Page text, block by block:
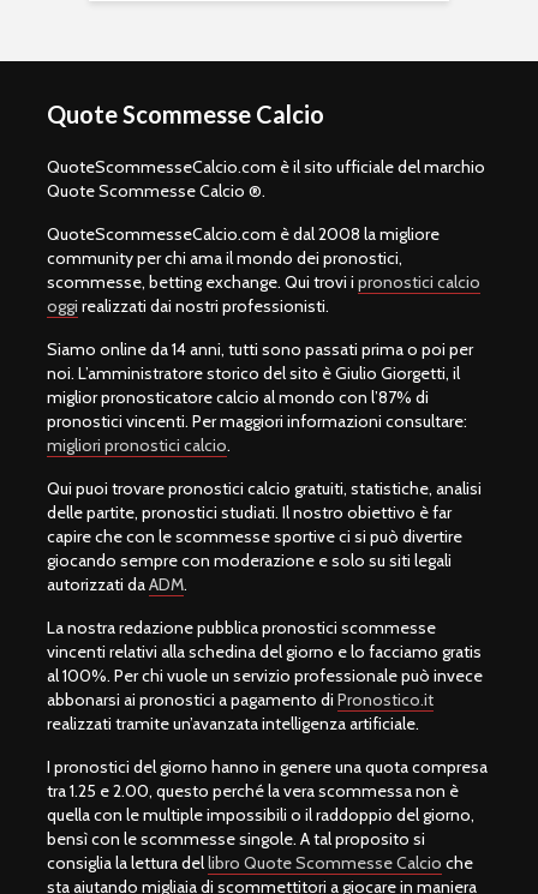
Quote Scommesse Calcio
QuoteScommesseCalcio.com è il sito ufficiale del marchio
Quote Scommesse Calcio ®.
QuoteScommesseCalcio.com è dal 2008 la migliore
community per chi ama il mondo dei pronostici,
scommesse, betting exchange. Qui trovi i pronostici calcio
oggi realizzati dai nostri professionisti.
Siamo online da 14 anni, tutti sono passati prima o poi per
noi. L’amministratore storico del sito è Giulio Giorgetti, il
miglior pronosticatore calcio al mondo con l’87% di
pronostici vincenti. Per maggiori informazioni consultare:
migliori pronostici calcio.
Qui puoi trovare pronostici calcio gratuiti, statistiche, analisi
delle partite, pronostici studiati. Il nostro obiettivo è far
capire che con le scommesse sportive ci si può divertire
giocando sempre con moderazione e solo su siti legali
autorizzati daADM.
La nostra redazione pubblica pronostici scommesse
vincenti relativi alla schedina del giorno e lo facciamo gratis
al 100%. Per chi vuole un servizio professionale può invece
abbonarsi ai pronostici a pagamento di Pronostico.it
realizzati tramite un’avanzata intelligenza artificiale.
I pronostici del giorno hanno in genere una quota compresa
tra 1.25 e 2.00, questo perché la vera scommessa non è
quella con le multiple impossibili o il raddoppio del giorno,
bensì con le scommesse singole. A tal proposito si
consiglia la lettura dellibro Quote Scommesse Calcio che
sta aiutando migliaia di scommettitori a giocare in maniera